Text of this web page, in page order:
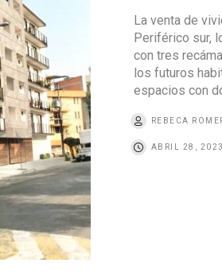
La venta de
Periférico sur,
con tres
los futuros
espacios con
REBECA
ABRIL 28, 2023